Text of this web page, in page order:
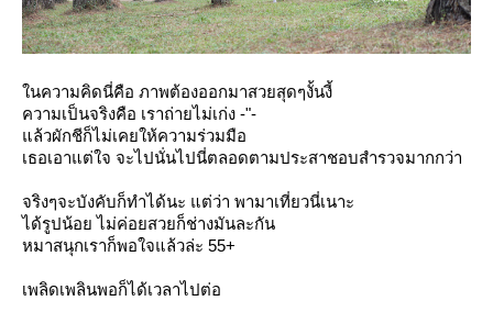
นความคิดนี่คือ ภาพต้องออกมาสวยสุดๆงั้นงี้
ความเป็นจริงคือ เราถ่ายไม่เก่ง -"-
ล้วผักชีก็ไม่เคยให้ความร่วมมือ
เธอเอาแต่ใจ จะไปนั่นไปนี่ตลอดตามประสาชอบสำรวจมากกว่า
จริงๆจะบังคับก็ทำได้นะ แต่ว่า พามาเที่ยวนี่เนาะ
ได้รูปน้อย ไม่ค่อยสวยก็ช่างมันละกัน
หมาสนุกเราก็พอใจแล้วล่ะ 55+
เพลิดเพลินพอก็ได้เวลาไปต่อ